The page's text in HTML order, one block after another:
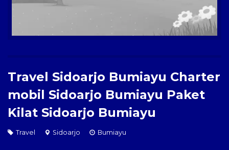
Travel Sidoarjo Bumiayu Charter
mobil Sidoarjo Bumiayu Paket
Kilat Sidoarjo Bumiayu
Travel Sidoarjo Bumiayu